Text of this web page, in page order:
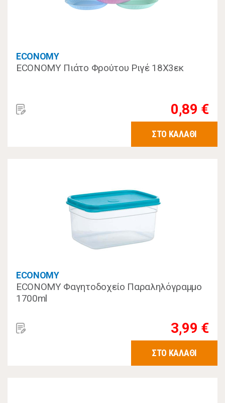
ECONOMY
ECONOMY Πιάτο Φρούτου Ριγέ 18Χ3εκ
0,89 €
ΣΤΟ ΚΑΛΑΘΙ
ECONOMY
ECONOMY Φαγητοδοχείο Παραληλόγραμμο
1700ml
3,99 €
ΣΤΟ ΚΑΛΑΘΙ